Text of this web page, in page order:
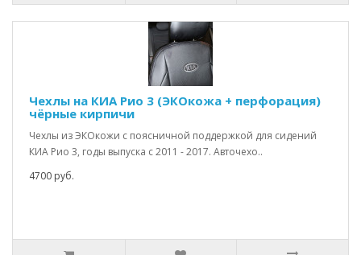
Чехлы на КИА Рио 3 (ЭКОкожа + перфорация)
чёрные кирпичи
Чехлы из ЭКОкожи с поясничной поддержкой для сидений
КИА Рио 3, годы выпуска с 2011 - 2017. Авточехо..
4700 руб.